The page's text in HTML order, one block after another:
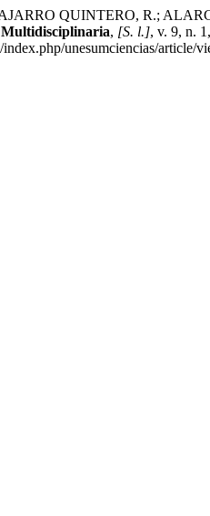
QUINTERO, R.;
Multidisciplinaria, [S. l.], v. 9, n.
index.php/unesumciencias/article/